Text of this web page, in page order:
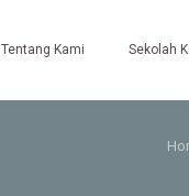
Tentang Kami Sekolah